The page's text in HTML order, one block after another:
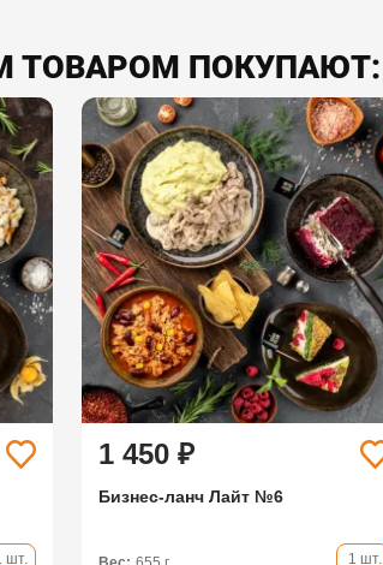
ТОВАРОМ ПОКУПАЮТ:
шт.
1 450 ₽
Бизнес-ланч Лайт №6
1 шт.